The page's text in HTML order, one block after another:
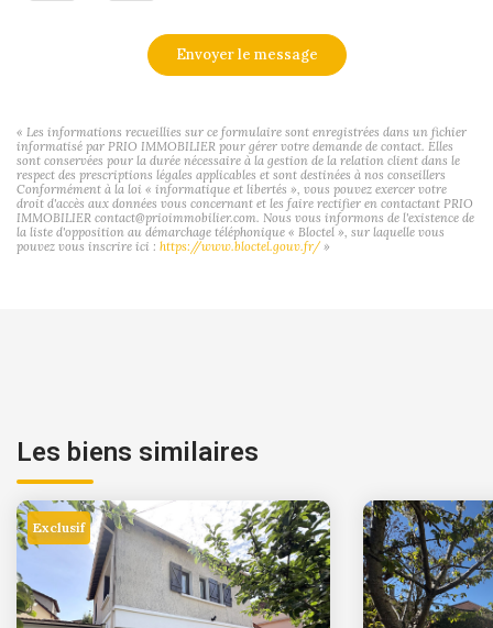
Envoyer le message
« Les informations recueillies sur ce formulaire sont enregistrées dans un fichier
informatisé par PRIO IMMOBILIER pour gérer votre demande de contact. Elles
sont conservées pour la durée nécessaire à la gestion de la relation client dans le
respect des prescriptions légales applicables et sont destinées à nos conseillers
Conformément à la loi « informatique et libertés », vous pouvez exercer votre
droit d'accès aux données vous concernant et les faire rectifier en contactant PRIO
IMMOBILIER contact@prioimmobilier.com. Nous vous informons de l'existence de
la liste d'opposition au démarchage téléphonique « Bloctel », sur laquelle vous
pouvez vous inscrire ici : https://www.bloctel.gouv.fr/»
Les biens similaires
Exclusif